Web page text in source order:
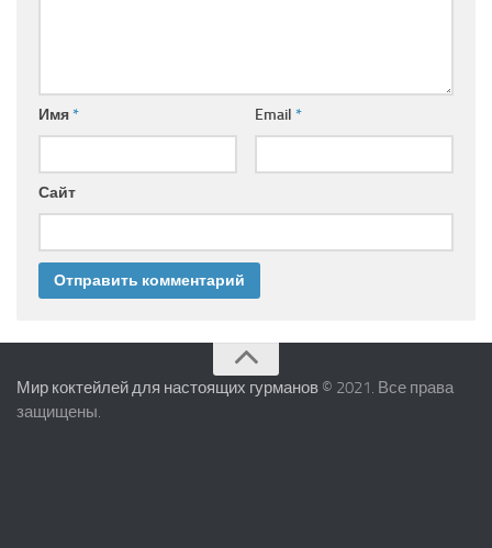
Имя* Email *
Сайт
Мир коктейлей для настоящих гурманов © 2021. Все права
защищены.